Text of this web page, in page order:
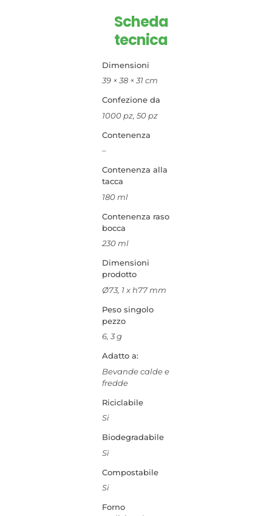
Scheda
tecnica
Dimensioni
39 × 38 × 31 cm
Confezione da
1000 pz, 50 pz
Contenenza
–
Contenenza alla
tacca
180 ml
Contenenza raso
bocca
230 ml
Dimensioni
prodotto
Ø73, 1 x h77 mm
Peso singolo
pezzo
6, 3 g
Adatto a:
Bevande calde e
fredde
Riciclabile
Si
Biodegradabile
Sì
Compostabile
Si
Forno